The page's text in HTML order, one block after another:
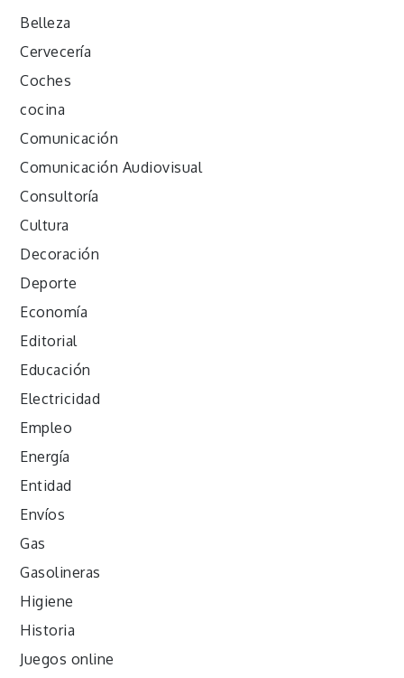
Belleza
Cervecería
Coches
cocina
Comunicación
Comunicación Audiovisual
Consultoría
Cultura
Decoración
Deporte
Economía
Editorial
Educación
Electricidad
Empleo
Energía
Entidad
Envíos
Gas
Gasolineras
Higiene
Historia
Juegos online